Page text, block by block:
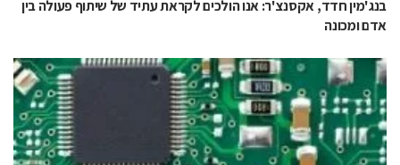
בנג'מין חדד, אקסנצ'ר: אנו הולכים לקראת עתיד של שיתוף פעולה בין
אדם ומכונה